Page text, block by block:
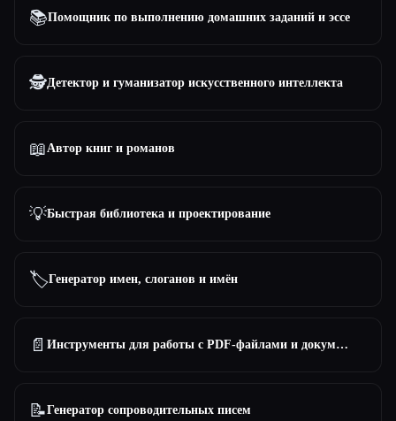
📚Помощник по выполнению домашних заданий и эссе
🕵️Детектор и гуманизатор искусственного интеллекта
📖Автор книг и романов
💡Быстрая библиотека и проектирование
🏷️Генератор имен, слоганов и имён
📄 Инструменты для работы с PDF-файлами и документами
📝Генератор сопроводительных писем